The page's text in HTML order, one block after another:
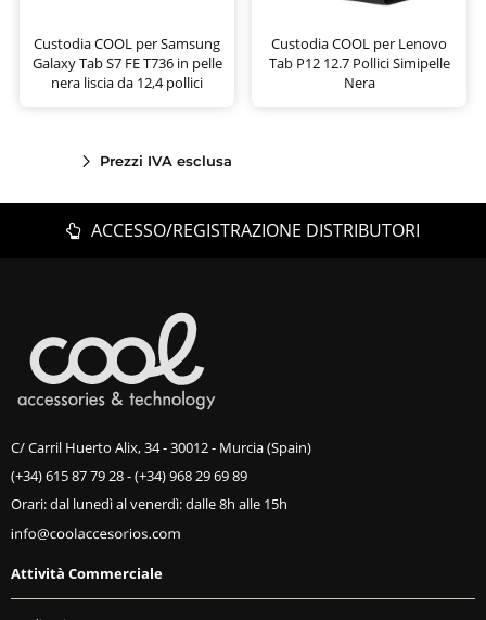
Custodia COOL per Samsung
Galaxy Tab S7 FE T736 in pelle
nera liscia da 12,4 pollici
Custodia COOL per Lenovo
Tab P12 12.7 Pollici Simipelle
Nera
Prezzi IVA esclusa
ACCESSO/REGISTRAZIONE DISTRIBUTORI
C/ Carril Huerto Alix, 34 - 30012 - Murcia (Spain)
(+34) 615 87 79 28-(+34) 968 29 69 89
Orari: dal lunedì al venerdì: dalle 8h alle 15h
Attività Commerciale